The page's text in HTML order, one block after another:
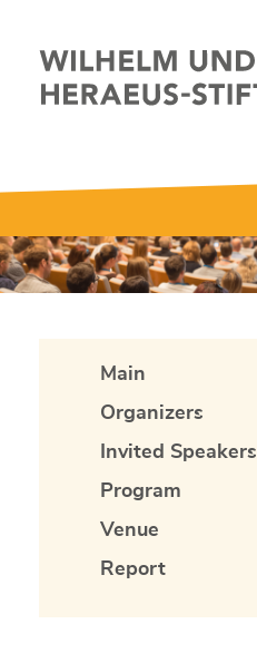
Main
Organizers
Invited Speakers
Program
Venue
Report